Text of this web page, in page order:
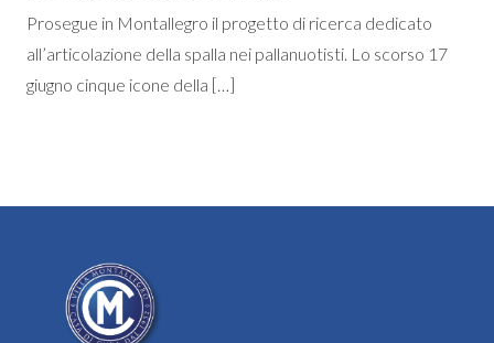
Prosegue in Montallegro il progetto di ricerca dedicato
all’articolazione della spalla nei pallanuotisti. Lo scorso 17
giugno cinque icone della […]